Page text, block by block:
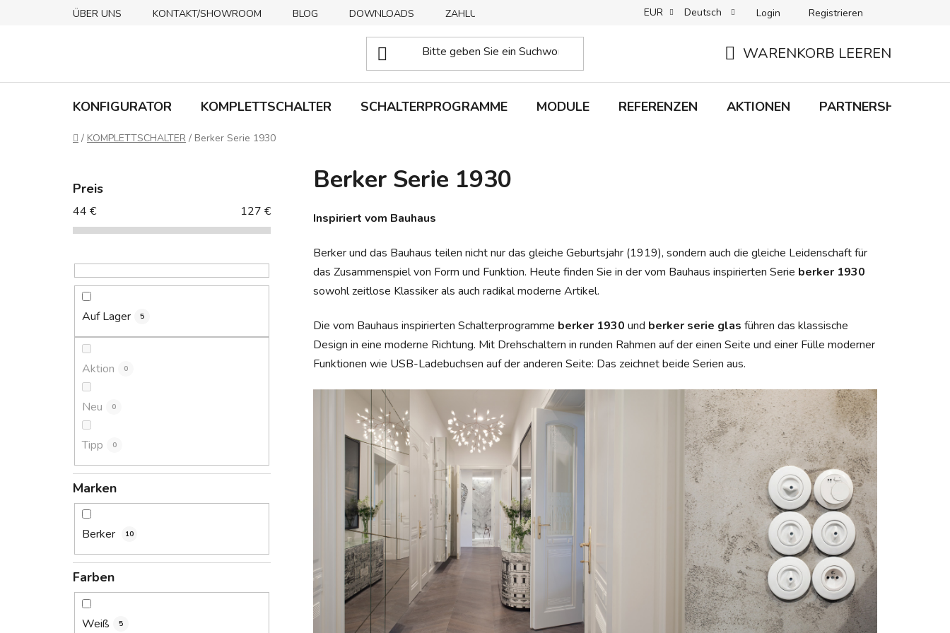
ÜBER UNS KONTAKT/SHOWROOM BLOG DOWNLOADS ZAHLUNGSMETHODEN ABHOLUNG + LIEFERUNG RÜCKGABEN B2C-BEDINGUNGEN
EUR Deutsch Login Registrieren
WARENKORB LEEREN
KONFIGURATOR KOMPLETTSCHALTER SCHALTERPROGRAMME MODULE REFERENZEN AKTIONEN PARTNERSHIP
Startseite
/ KOMPLETTSCHALTER / Berker Serie 1930
Preis
44 € 127 €
Auf Lager 5
Aktion 0
Neu 0
Tipp 0
Marken
Berker 10
Farben
Weiß 5
Berker Serie 1930
Inspiriert vom Bauhaus
Berker und das Bauhaus teilen nicht nur das gleiche Geburtsjahr (1919), sondern auch die gleiche Leidenschaft für
das Zusammenspiel von Form und Funktion. Heute finden Sie in der vom Bauhaus inspirierten Serie berker 1930
sowohl zeitlose Klassiker als auch radikal moderne Artikel.
Die vom Bauhaus inspirierten Schalterprogramme berker 1930 und berker serie glas führen das klassische
Design in eine moderne Richtung. Mit Drehschaltern in runden Rahmen auf der einen Seite und einer Fülle moderner
Funktionen wie USB-Ladebuchsen auf der anderen Seite: Das zeichnet beide Serien aus.